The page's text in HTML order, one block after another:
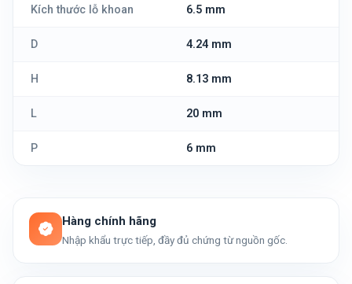
Kích thước lỗ khoan 6.5 mm
D 4.24 mm
H 8.13 mm
L 20 mm
P 6 mm
Hàng chính hãng
Nhập khẩu trực tiếp, đầy đủ chứng từ nguồn gốc.